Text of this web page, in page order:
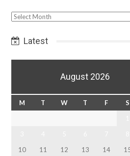
Select
Latest
August 2026
M T W T F S
10
11 12 13 14